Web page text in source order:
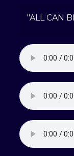
"ALL CAN